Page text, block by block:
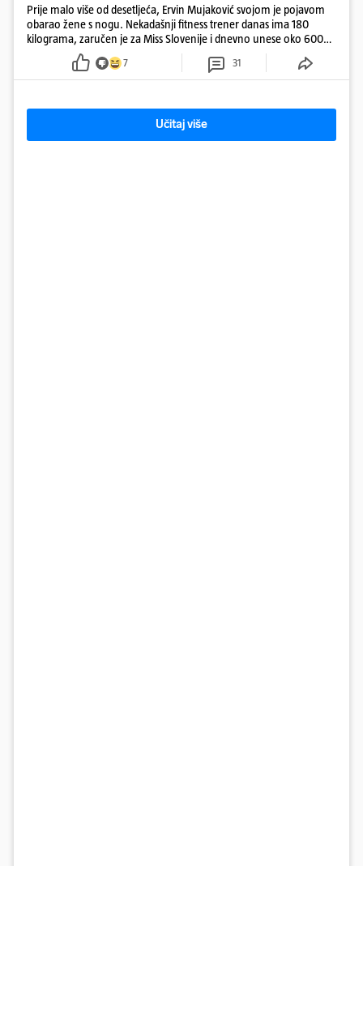
Prije malo više od desetljeća, Ervin Mujaković svojom je pojavom
obarao žene s nogu. Nekadašnji fitness trener danas ima 180
kilograma, zaručen je za Miss Slovenije i dnevno unese oko 6000
7 31
Učitaj više